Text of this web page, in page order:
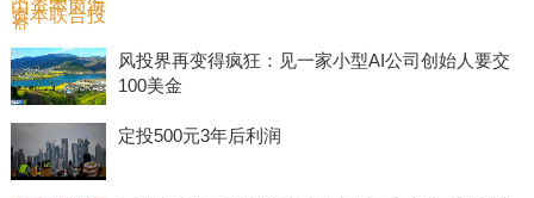
风投界再变得疯狂：见一家小型AI公司创始人要交
100美金
定投500元3年后利润